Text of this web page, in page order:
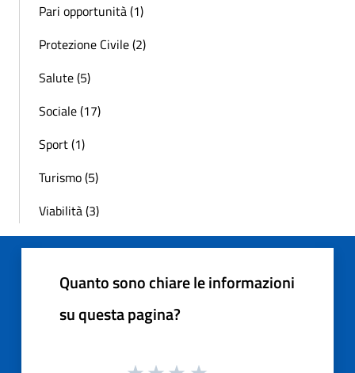
Pari opportunità (1)
Protezione Civile (2)
Salute (5)
Sociale (17)
Sport (1)
Turismo (5)
Viabilità (3)
Quanto sono chiare le informazioni
su questa pagina?